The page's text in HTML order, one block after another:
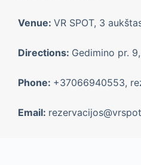
Venue: VR SPOT, 3
Directions: Gedimino pr.
Phone: +37066940553,
Email: